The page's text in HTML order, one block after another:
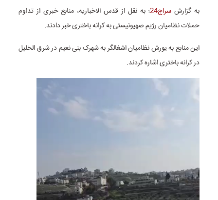
به گزارش سراج24
؛ به نقل از قدس الاخباریه، منابع خبری از تداوم
حملات نظامیان رژیم صهیونیستی به کرانه باختری خبر دادند.
این منابع به یورش نظامیان اشغالگر به شهرک بنی نعیم در شرق الخلیل
در کرانه باختری اشاره کردند.